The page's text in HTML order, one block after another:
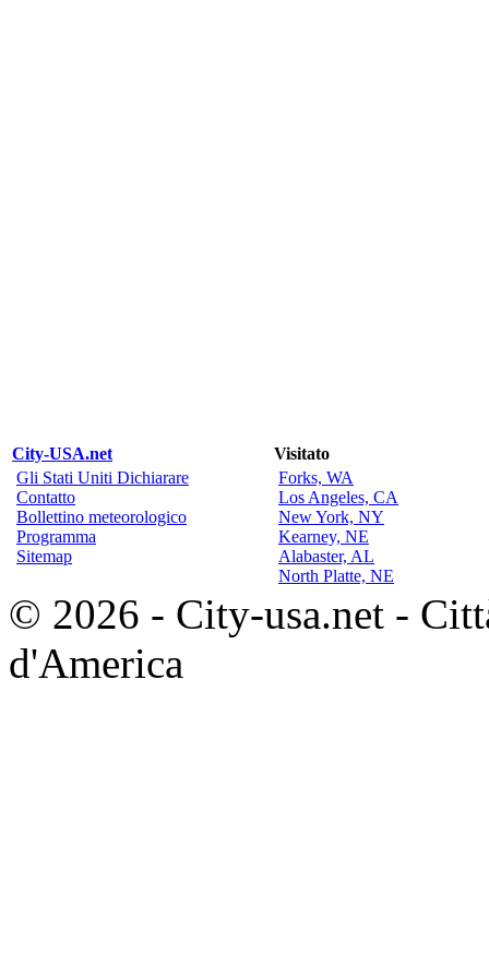
City-USA.net
Visitato
Gli Stati Uniti Dichiarare
Contatto
Bollettino meteorologico
Programma
Sitemap
Forks, WA
Los Angeles, CA
New York, NY
Kearney, NE
Alabaster, AL
North Platte, NE
© 2026 - City-usa.net -
d'America